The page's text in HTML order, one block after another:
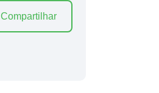
Compartilhar